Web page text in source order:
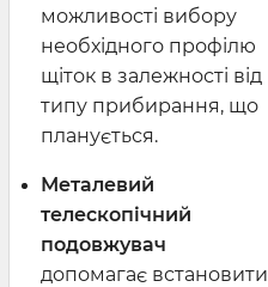
можливості вибору
необхідного профілю
щіток в залежності від
типу прибирання, що
планується.
Металевий
телескопічний
подовжувач
допомагає встановити